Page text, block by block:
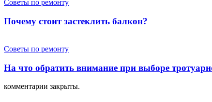
Советы по ремонту
Почему стоит застеклить балкон?
Советы по ремонту
На что обратить внимание при выборе
комментарии закрыты.